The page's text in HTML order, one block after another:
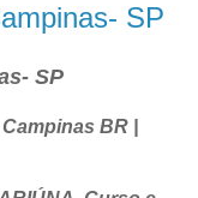
SP
SP
BR |